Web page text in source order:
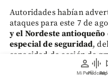
person
Mi Perfil
graphic_eq
Pódcast
Autoridades habían
ataques para este 7 de
y el Nordeste
especial de seguridad,
capacidad de acción de